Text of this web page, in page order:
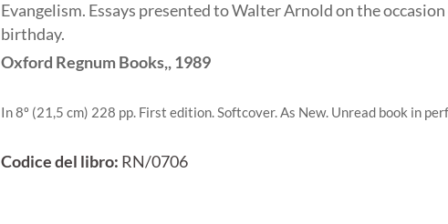
Evangelism. Essays presented to Walter Arnold on the
birthday.
Oxford Regnum Books,,1989
In 8º (21,5 cm) 228 pp. First edition. Softcover. As New. Unread book in
Codice del libro: RN/0706